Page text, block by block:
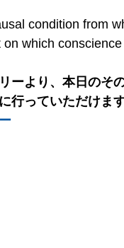
condition from
which
ーより、本日のそ
行っていただけます